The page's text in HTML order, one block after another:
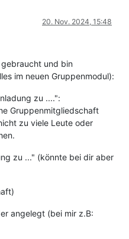
20. Nov. 2024, 15:48
und bin
im neuen Gruppenmodul):
zu ....":
Gruppenmitgliedschaft
zu viele Leute oder
zu ..." (könnte bei dir aber
angelegt (bei mir z.B: